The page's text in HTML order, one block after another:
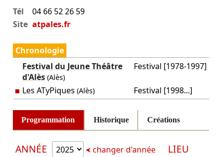
Tél
04 66 52 26 59
Site atpales.fr
Chronologie
Festival du Jeune Théâtre
d'Alès(Alès)
Festival [1978-1997]
Les ATyPiques (Alès) Festival [1998...]
Programmation Historique Créations
ANNÉE changer d'année LIEU